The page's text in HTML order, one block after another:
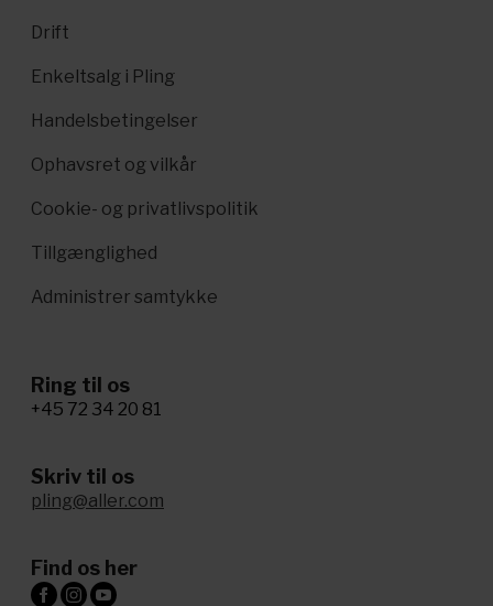
Drift
Enkeltsalg i Pling
Handelsbetingelser
Ophavsret og vilkår
Cookie- og privatlivspolitik
Tillgænglighed
Administrer samtykke
Ring til os
+45 72 34 20 81
Skriv til os
pling@aller.com
Find os her